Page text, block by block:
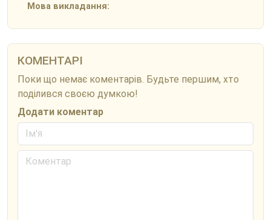
Мова викладання:
КОМЕНТАРІ
Поки що немає коментарів. Будьте першим, хто
поділився своєю думкою!
Додати коментар